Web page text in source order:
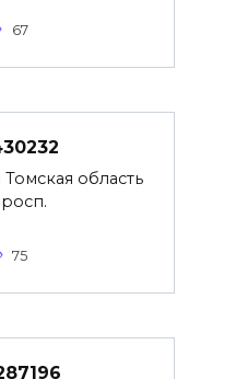
67
область
75